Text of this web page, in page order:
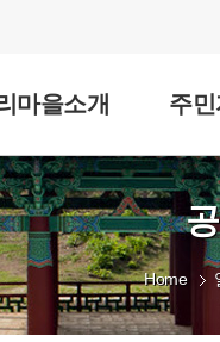
마을소개 주
Home